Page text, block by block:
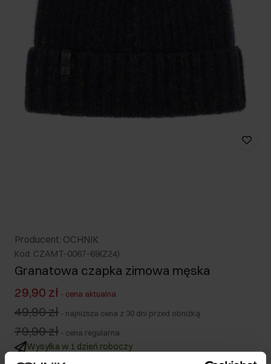
Producent: OCHNIK
Kod: CZAMT-0067-69(Z24)
Granatowa czapka zimowa męska
29,90 zł - cena aktualna
49,90 zł - najniższa cena z 30 dni przed obniżką
79,90 zł - cena regularna
Wysyłka w 1 dzień roboczy